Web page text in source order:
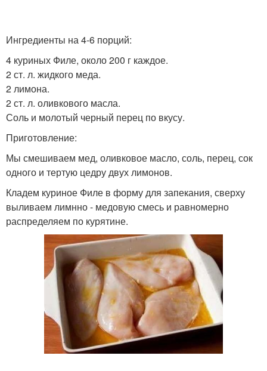
Ингредиенты на 4-6 порций:
4 куриных Филе, около 200 г каждое.
2 ст. л. жидкого меда.
2 лимона.
2 ст. л. оливкового масла.
Соль и молотый черный перец по вкусу.
Приготовление:
Мы смешиваем мед, оливковое масло, соль, перец, сок
одного и тертую цедру двух лимонов.
Кладем куриное Филе в форму для запекания, сверху
выливаем лимнно - медовую смесь и равномерно
распределяем по курятине.